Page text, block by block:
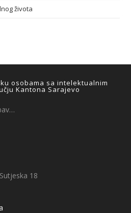
života
osobama sa intelektualnim
Kantona Sarajevo
18